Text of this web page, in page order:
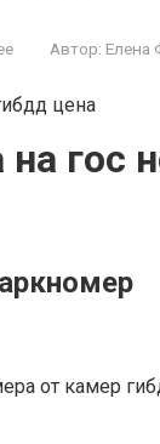
Автор: Елена
гос